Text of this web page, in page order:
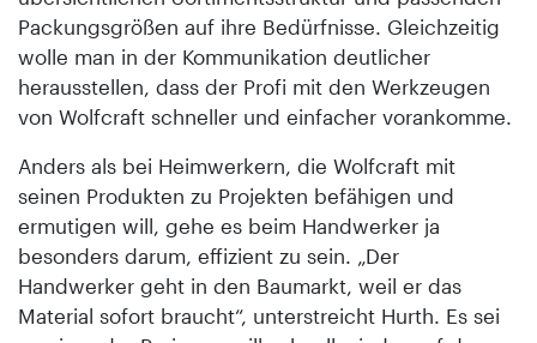
Packungsgrößen auf ihre Bedürfnisse. Gleichzeitig
wolle man in der Kommunikation deutlicher
herausstellen, dass der Profi mit den Werkzeugen
von Wolfcraft schneller und einfacher vorankomme.
Anders als bei Heimwerkern, die Wolfcraft mit
seinen Produkten zu Projekten befähigen und
ermutigen will, gehe es beim Handwerker ja
besonders darum, effizient zu sein. „Der
Handwerker geht in den Baumarkt, weil er das
Material sofort braucht“, unterstreicht Hurth. Es sei